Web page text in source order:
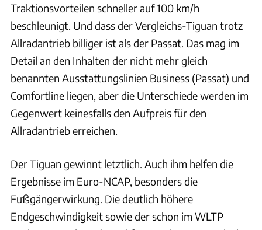
Traktionsvorteilen schneller auf 100 km/h
beschleunigt. Und dass der Vergleichs-Tiguan trotz
Allradantrieb billiger ist als der Passat. Das mag im
Detail an den Inhalten der nicht mehr gleich
benannten Ausstattungslinien Business (Passat) und
Comfortline liegen, aber die Unterschiede werden im
Gegenwert keinesfalls den Aufpreis für den
Allradantrieb erreichen.
Der Tiguan gewinnt letztlich. Auch ihm helfen die
Ergebnisse im Euro-NCAP, besonders die
Fußgängerwirkung. Die deutlich höhere
Endgeschwindigkeit sowie der schon im WLTP